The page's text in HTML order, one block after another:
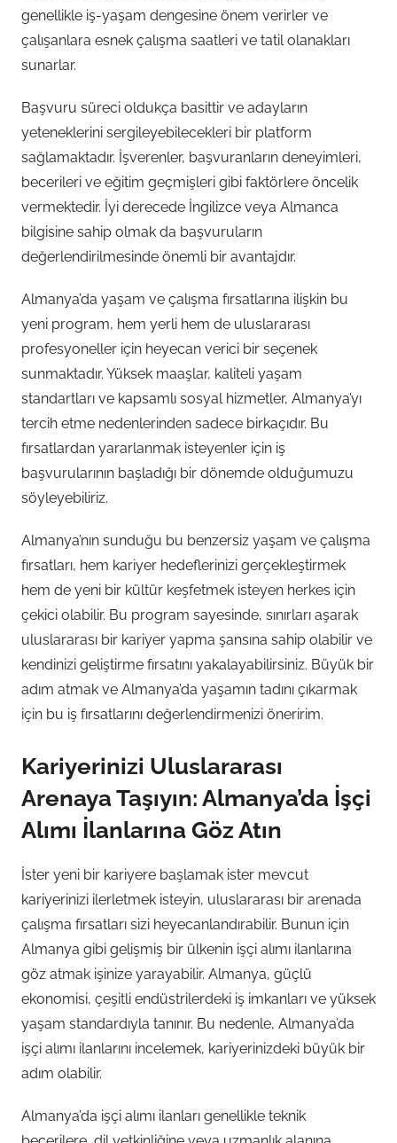
genellikle iş-yaşam dengesine önem verirler ve
çalışanlara esnek çalışma saatleri ve tatil olanakları
sunarlar.
Başvuru süreci oldukça basittir ve adayların
yeteneklerini sergileyebilecekleri bir platform
sağlamaktadır. İşverenler, başvuranların deneyimleri,
becerileri ve eğitim geçmişleri gibi faktörlere öncelik
vermektedir. İyi derecede İngilizce veya Almanca
bilgisine sahip olmak da başvuruların
değerlendirilmesinde önemli bir avantajdır.
Almanya’da yaşam ve çalışma fırsatlarına ilişkin bu
yeni program, hem yerli hem de uluslararası
profesyoneller için heyecan verici bir seçenek
sunmaktadır. Yüksek maaşlar, kaliteli yaşam
standartları ve kapsamlı sosyal hizmetler, Almanya’yı
tercih etme nedenlerinden sadece birkaçıdır. Bu
fırsatlardan yararlanmak isteyenler için iş
başvurularının başladığı bir dönemde olduğumuzu
söyleyebiliriz.
Almanya’nın sunduğu bu benzersiz yaşam ve çalışma
fırsatları, hem kariyer hedeflerinizi gerçekleştirmek
hem de yeni bir kültür keşfetmek isteyen herkes için
çekici olabilir. Bu program sayesinde, sınırları aşarak
uluslararası bir kariyer yapma şansına sahip olabilir ve
kendinizi geliştirme fırsatını yakalayabilirsiniz. Büyük bir
adım atmak ve Almanya’da yaşamın tadını çıkarmak
için bu iş fırsatlarını değerlendirmenizi öneririm.
Kariyerinizi Uluslararası
Arenaya Taşıyın: Almanya’da İşçi
Alımı İlanlarına Göz Atın
İster yeni bir kariyere başlamak ister mevcut
kariyerinizi ilerletmek isteyin, uluslararası bir arenada
çalışma fırsatları sizi heyecanlandırabilir. Bunun için
Almanya gibi gelişmiş bir ülkenin işçi alımı ilanlarına
göz atmak işinize yarayabilir. Almanya, güçlü
ekonomisi, çeşitli endüstrilerdeki iş imkanları ve yüksek
yaşam standardıyla tanınır. Bu nedenle, Almanya’da
işçi alımı ilanlarını incelemek, kariyerinizdeki büyük bir
adım olabilir.
Almanya’da işçi alımı ilanları genellikle teknik